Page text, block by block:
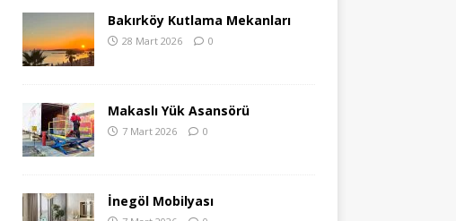
Bakırköy Kutlama Mekanları
28 Mart 2026 0
Makaslı Yük Asansörü
7 Mart 2026 0
İnegöl Mobilyası